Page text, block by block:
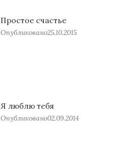
Простое счастье
Опубликовано25.10.2015
Я люблю тебя
Опубликовано02.09.2014